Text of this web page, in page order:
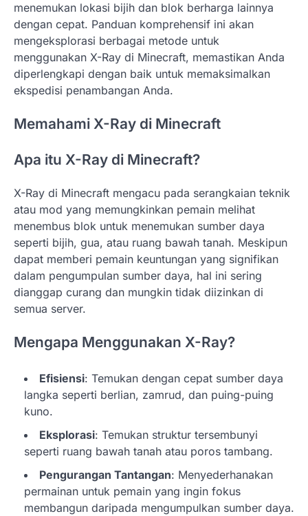
menemukan lokasi bijih dan blok berharga lainnya
dengan cepat. Panduan komprehensif ini akan
mengeksplorasi berbagai metode untuk
menggunakan X-Ray di Minecraft, memastikan Anda
diperlengkapi dengan baik untuk memaksimalkan
ekspedisi penambangan Anda.
Memahami X-Ray di Minecraft
Apa itu X-Ray di Minecraft?
X-Ray di Minecraft mengacu pada serangkaian teknik
atau mod yang memungkinkan pemain melihat
menembus blok untuk menemukan sumber daya
seperti bijih, gua, atau ruang bawah tanah. Meskipun
dapat memberi pemain keuntungan yang signifikan
dalam pengumpulan sumber daya, hal ini sering
dianggap curang dan mungkin tidak diizinkan di
semua server.
Mengapa Menggunakan X-Ray?
Efisiensi: Temukan dengan cepat sumber daya
langka seperti berlian, zamrud, dan puing-puing
kuno.
Eksplorasi: Temukan struktur tersembunyi
seperti ruang bawah tanah atau poros tambang.
Pengurangan Tantangan: Menyederhanakan
permainan untuk pemain yang ingin fokus
membangun daripada mengumpulkan sumber daya.